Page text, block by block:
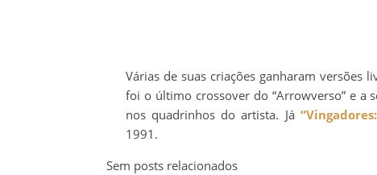
Várias de suas criações ganharam versões
foi o último crossover do “Arrowverso” e a
nos quadrinhos do artista. Já
1991.
Sem posts relacionados